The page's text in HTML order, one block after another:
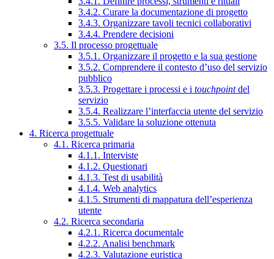
3.4.2. Curare la documentazione di progetto
3.4.3. Organizzare tavoli tecnici collaborativi
3.4.4. Prendere decisioni
3.5. Il processo progettuale
3.5.1. Organizzare il progetto e la sua gestione
3.5.2. Comprendere il contesto d’uso del servizio
pubblico
3.5.3. Progettare i processi e i touchpointdel
servizio
3.5.4. Realizzare l’interfaccia utente del servizio
3.5.5. Validare la soluzione ottenuta
4. Ricerca progettuale
4.1. Ricerca primaria
4.1.1. Interviste
4.1.2. Questionari
4.1.3. Test di usabilità
4.1.4. Web analytics
4.1.5. Strumenti di mappatura dell’esperienza
utente
4.2. Ricerca secondaria
4.2.1. Ricerca documentale
4.2.2. Analisi benchmark
4.2.3. Valutazione euristica